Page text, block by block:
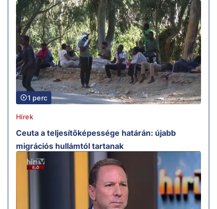
1 perc
Hírek
Ceuta a teljesítőképessége határán: újabb
migrációs hullámtól tartanak